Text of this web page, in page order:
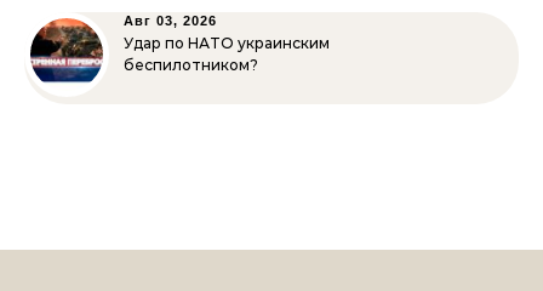
Авг 03, 2026
Удар по НАТО украинским
беспилотником?